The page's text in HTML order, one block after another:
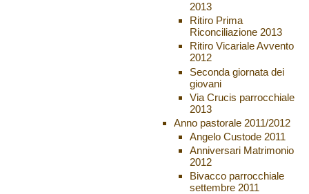
2013
Ritiro Prima
Riconciliazione 2013
Ritiro Vicariale Avvento
2012
Seconda giornata dei
giovani
Via Crucis parrocchiale
2013
Anno pastorale 2011/2012
Angelo Custode 2011
Anniversari Matrimonio
2012
Bivacco parrocchiale
settembre 2011